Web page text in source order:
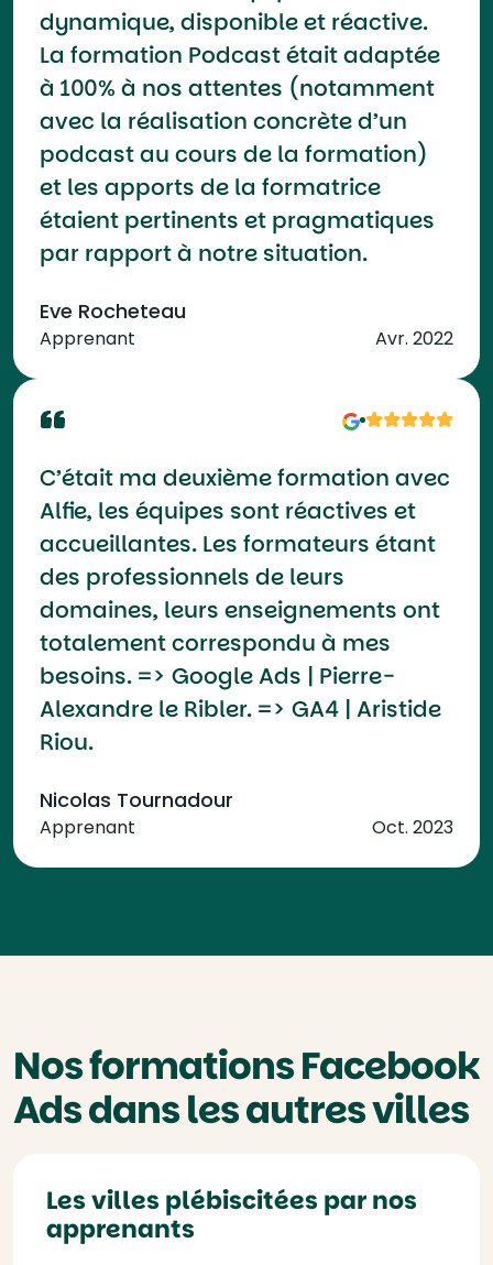
dynamique, disponible et réactive.
La formation Podcast était adaptée
à 100% à nos attentes (notamment
avec la réalisation concrète d’un
podcast au cours de la formation)
et les apports de la formatrice
étaient pertinents et pragmatiques
par rapport à notre situation.
Eve Rocheteau
Apprenant Avr. 2022
C’était ma deuxième formation avec
Alfie, les équipes sont réactives et
accueillantes. Les formateurs étant
des professionnels de leurs
domaines, leurs enseignements ont
totalement correspondu à mes
besoins. => Google Ads | Pierre-
Alexandre le Ribler. => GA4 | Aristide
Riou.
Nicolas Tournadour
Apprenant Oct. 2023
Nos formations Facebook
Ads dans les autres villes
Les villes plébiscitées par nos
apprenants